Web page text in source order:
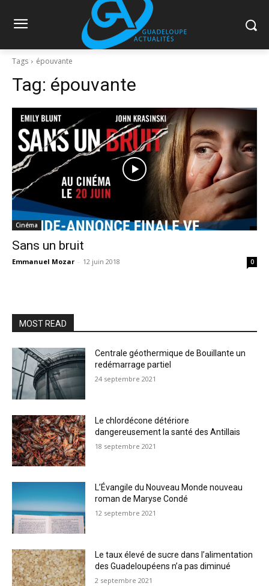
Tags épouvante
Tag: épouvante
Cinéma
Sans un bruit
Emmanuel Mozar - 12 juin 2018 0
MOST READ
Centrale géothermique de Bouillante un
redémarrage partiel
24 septembre 2021
Le chlordécone détériore
dangereusement la santé des Antillais
18 septembre 2021
L’Évangile du Nouveau Monde nouveau
roman de Maryse Condé
12 septembre 2021
Le taux élevé de sucre dans l’alimentation
des Guadeloupéens n’a pas diminué
2 septembre 2021